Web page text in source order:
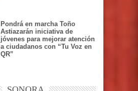
Pondrá en marcha Toño
Astiazarán iniciativa de
jóvenes para mejorar atención
a ciudadanos con “Tu Voz en
QR”